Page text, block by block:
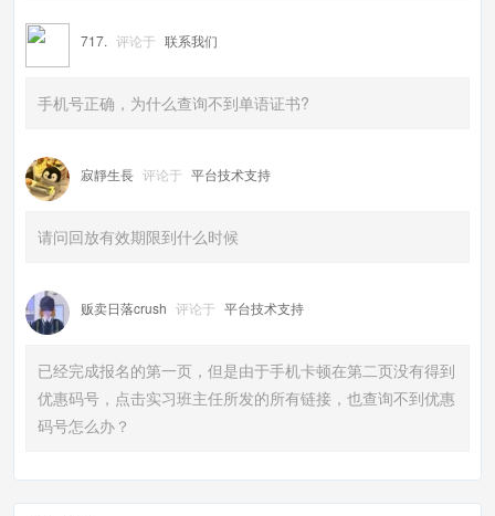
717. 评论于 联系我们
手机号正确，为什么查询不到单语证书?
寂靜生長 评论于 平台技术支持
请问回放有效期限到什么时候
贩卖日落crush 评论于 平台技术支持
已经完成报名的第一页，但是由于手机卡顿在第二页没有得到
优惠码号，点击实习班主任所发的所有链接，也查询不到优惠
码号怎么办？